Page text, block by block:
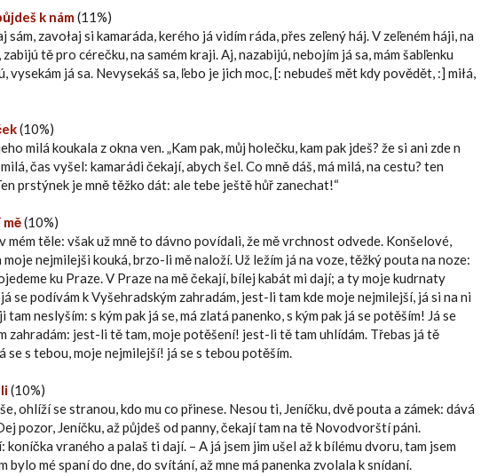
k nám(11%)
sám, zavołaj si kamaráda, kerého já vidím ráda, přes zeľený háj. V zeľeném háji, na
tě pro cérečku, na samém kraji. Aj, nazabijú, nebojím já sa, mám šabľenku
vysekám já sa. Nevysekáš sa, ľebo je jich moc, [: nebudeš mět kdy povědět, :] miłá,
(10%)
milá koukala z okna ven. „Kam pak, můj holečku, kam pak jdeš? že si ani zde n
čas vyšel: kamarádi čekají, abych šel. Co mně dáš, má milá, na cestu? ten
prstýnek je mně těžko dát: ale tebe ještě hůř zanechat!“
(10%)
mém těle: však už mně to dávno povídali, že mě vrchnost odvede. Konšelové,
nejmilejši kouká, brzo-li mě naloží. Už ležím já na voze, těžký pouta na noze:
ku Praze. V Praze na mě čekají, bílej kabát mi dají; a ty moje kudrnaty
se podívám k Vyšehradským zahradám, jest-li tam kde moje nejmilejší, já si na ni
neslyším: s kým pak já se, má zlatá panenko, s kým pak já se potěším! Já se
zahradám: jest-li tě tam, moje potěšení! jest-li tě tam uhlídám. Třebas já tě
se s tebou, moje nejmilejší! já se s tebou potěším.
(10%)
ohlíží se stranou, kdo mu co přinese. Nesou ti, Jeníčku, dvě pouta a zámek: dává
pozor, Jeníčku, až půjdeš od panny, čekají tam na tě Novodvorští páni.
vraného a palaš ti dají. – A já jsem jim ušel až k bílému dvoru, tam jsem
bylo mé spaní do dne, do svítání, až mne má panenka zvolala k snídaní.